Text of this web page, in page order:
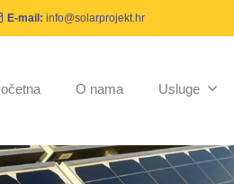
E-mail: info@solarprojekt.hr
O nama Usluge